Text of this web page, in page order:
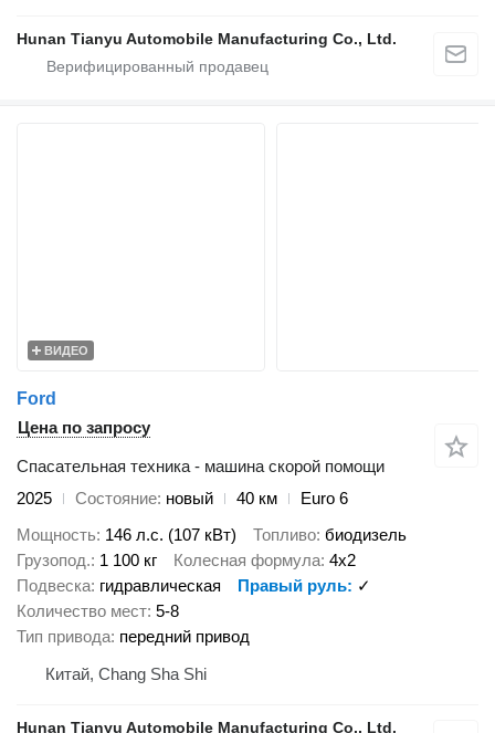
Hunan Tianyu Automobile Manufacturing Co., Ltd.
ВИДЕО
Ford
Цена по запросу
Спасательная техника - машина скорой помощи
2025
Состояние новый 40 км
Euro 6
Мощность 146 л.с. (107 кВт) Топливо биодизель
Грузопод. 1 100 кг Колесная формула 4x2
Подвеска гидравлическая Правый руль
✓
Количество мест 5-8
Тип привода передний привод
Китай, Chang Sha Shi
Hunan Tianyu Automobile Manufacturing Co., Ltd.